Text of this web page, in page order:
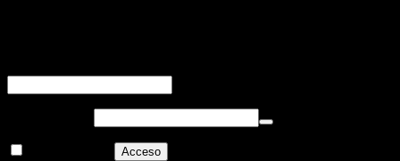
Acceso